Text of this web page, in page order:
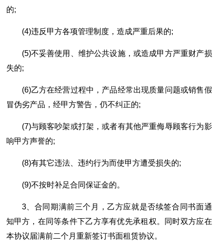
的;
(4)违反甲方各项管理制度，造成严重后果的;
(5)不妥善使用、维护公共设施，或造成甲方严重财产损
失的;
(6)乙方在经营过程中，产品经常出现质量问题或销售假
冒伪劣产品，经甲方警告，仍不纠正的;
(7)与顾客吵架或打架，或者有其他严重侮辱顾客行为影
响甲方声誉的;
(8)有其它违法、违约行为而使甲方遭受损失的;
(9)不按时补足合同保证金的。
3、合同期满前三个月，乙方应就是否续签合同书面通
知甲方，在同等条件下乙方享有优先承租权。同时双方应在
本协议届满前二个月重新签订书面租赁协议。